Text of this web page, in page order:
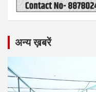
अन्य ख़बरें